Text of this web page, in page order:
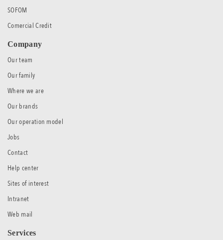
SOFOM
Comercial Credit
Company
Our team
Our family
Where we are
Our brands
Our operation model
Jobs
Contact
Help center
Sites of interest
Intranet
Web mail
Services